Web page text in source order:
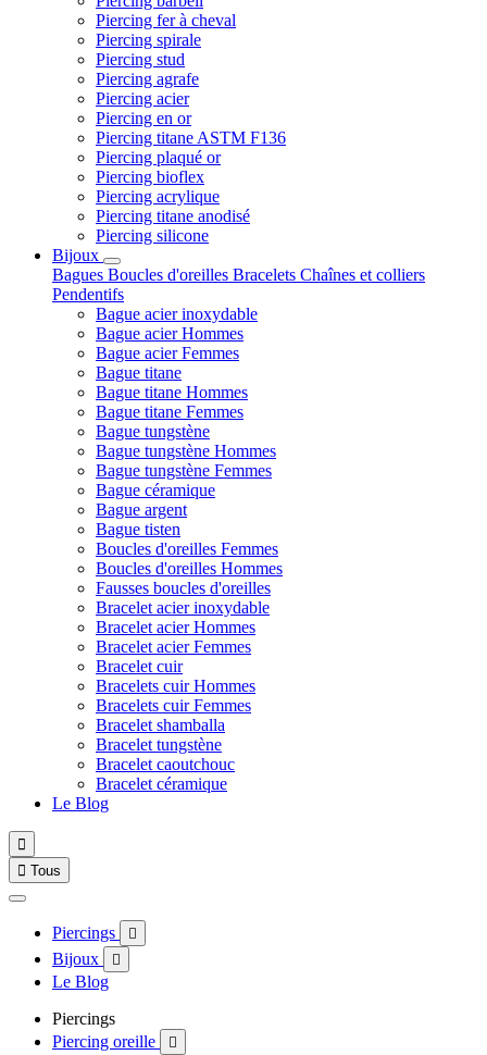
Piercing fer à cheval
Piercing spirale
Piercing stud
Piercing agrafe
Piercing acier
Piercing en or
Piercing titane ASTM F136
Piercing plaqué or
Piercing bioflex
Piercing acrylique
Piercing titane anodisé
Piercing silicone
Bijoux
Bagues Boucles d'oreilles Bracelets Chaînes et colliers
Pendentifs
Bague acier inoxydable
Bague acier Hommes
Bague acier Femmes
Bague titane
Bague titane Hommes
Bague titane Femmes
Bague tungstène
Bague tungstène Hommes
Bague tungstène Femmes
Bague céramique
Bague argent
Bague tisten
Boucles d'oreilles Femmes
Boucles d'oreilles Hommes
Fausses boucles d'oreilles
Bracelet acier inoxydable
Bracelet acier Hommes
Bracelet acier Femmes
Bracelet cuir
Bracelets cuir Hommes
Bracelets cuir Femmes
Bracelet shamballa
Bracelet tungstène
Bracelet caoutchouc
Bracelet céramique
Le Blog

 Tous
Piercings 
Bijoux 
Le Blog
Piercings
Piercing oreille
